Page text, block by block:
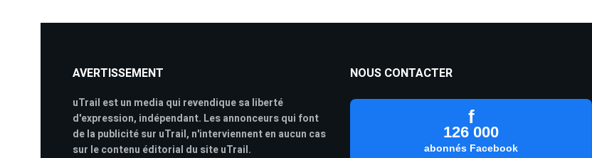
AVERTISSEMENT
uTrail est un media qui revendique sa liberté
d'expression, indépendant. Les annonceurs qui font
de la publicité sur uTrail, n'interviennent en aucun cas
sur le contenu éditorial du site uTrail.
NOUS CONTACTER
f
126 000
abonnés Facebook